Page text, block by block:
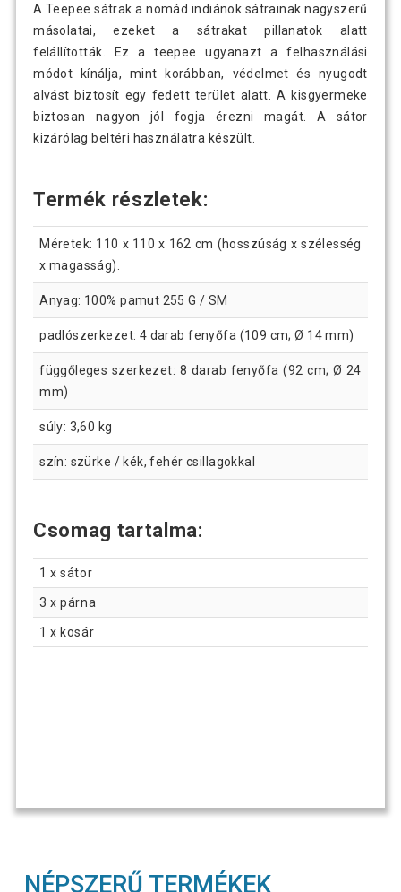
A Teepee sátrak a nomád indiánok sátrainak nagyszerű
másolatai, ezeket a sátrakat pillanatok alatt
felállították. Ez a teepee ugyanazt a felhasználási
módot kínálja, mint korábban, védelmet és nyugodt
alvást biztosít egy fedett terület alatt. A kisgyermeke
biztosan nagyon jól fogja érezni magát. A sátor
kizárólag beltéri használatra készült.
Termék részletek:
Méretek: 110 x 110 x 162 cm (hosszúság x szélesség
x magasság).
Anyag: 100% pamut 255 G / SM
padlószerkezet: 4 darab fenyőfa (109 cm; Ø 14 mm)
függőleges szerkezet: 8 darab fenyőfa (92 cm; Ø 24
mm)
súly: 3,60 kg
szín: szürke / kék, fehér csillagokkal
Csomag tartalma:
1 x sátor
3 x párna
1 x kosár
NÉPSZERŰ TERMÉKEK